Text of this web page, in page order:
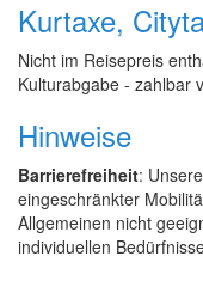
Kurtaxe,
Nicht im Reisepreis
Kulturabgabe - zahlbar
Hinweise
Barrierefreiheit:
eingeschränkter
Allgemeinen nicht
individuellen